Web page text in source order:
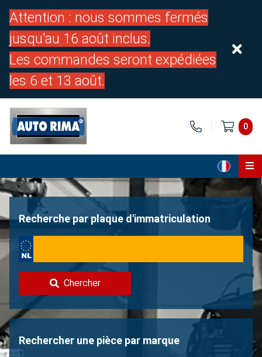
Attention : nous sommes fermés
jusqu'au 16 août inclus.
Les commandes seront expédiées
les 6 et 13 août.
0
Page d'accueil
À propos de nous
Contacter
Vendre une Volvo?
Non trouvée?
Recherche par plaque d'immatriculation
Chercher
Rechercher une pièce par marque